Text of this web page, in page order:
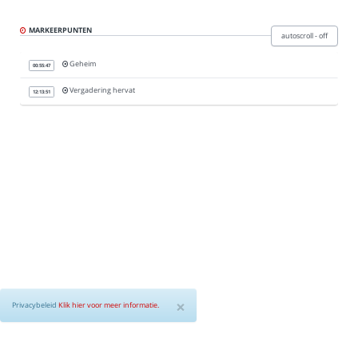
Over
MARKEERPUNTEN
autoscroll - off
00:55:47 Geheim
12:13:51 Vergadering hervat
×
Privacybeleid Klik hier voor meer informatie.